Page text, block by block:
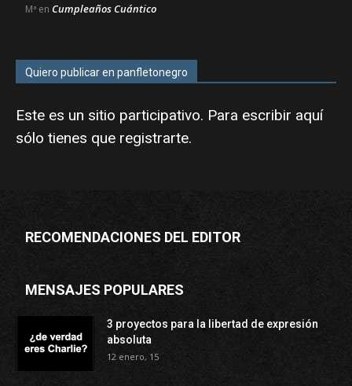
Mª en Cumpleaños Cuántico
Quiero publicar en panfletonegro
Este es un sitio participativo. Para escribir aquí
sólo tienes que registrarte.
RECOMENDACIONES DEL EDITOR
MENSAJES POPULARES
3 proyectos para la libertad de expresión
absoluta
12 enero, 15